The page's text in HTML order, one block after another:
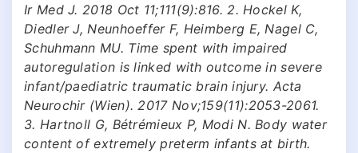
Ir Med J. 2018 Oct 11;111(9):816. 2. Hockel K,
Diedler J, Neunhoeffer F, Heimberg E, Nagel C,
Schuhmann MU. Time spent with impaired
autoregulation is linked with outcome in severe
infant/paediatric traumatic brain injury. Acta
Neurochir (Wien). 2017 Nov;159(11):2053-2061.
3. Hartnoll G, Bétrémieux P, Modi N. Body water
content of extremely preterm infants at birth.